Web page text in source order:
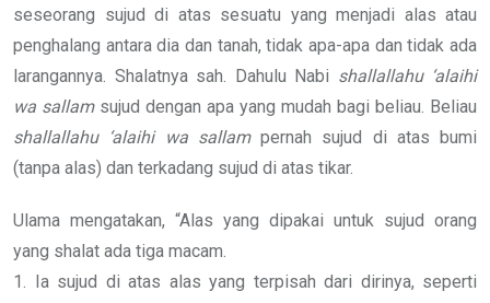
seseorang sujud di atas sesuatu yang menjadi alas atau
penghalang antara dia dan tanah, tidak apa-apa dan tidak ada
larangannya. Shalatnya sah. Dahulu Nabi shallallahu ‘alaihi
wa sallamsujud dengan apa yang mudah bagi beliau. Beliau
shallallahu ‘alaihi wa sallampernah sujud di atas bumi
(tanpa alas) dan terkadang sujud di atas tikar.
Ulama mengatakan, “Alas yang dipakai untuk sujud orang
yang shalat ada tiga macam.
1. Ia sujud di atas alas yang terpisah dari dirinya, seperti